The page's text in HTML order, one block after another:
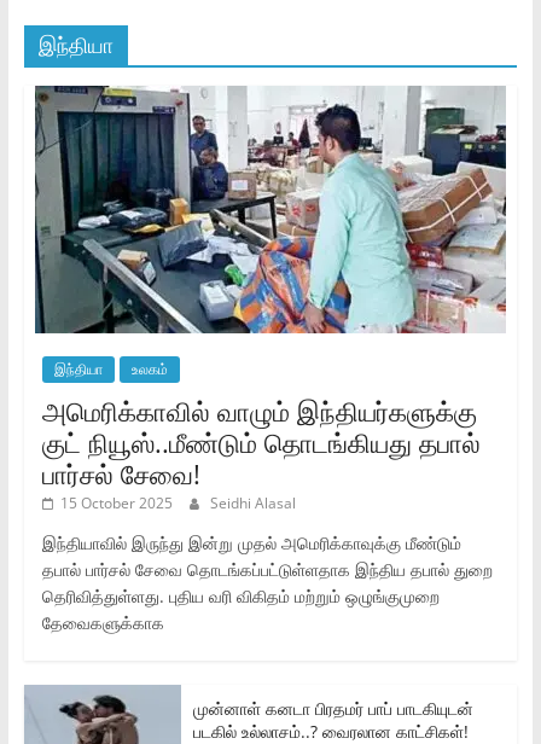
இந்தியா
இந்தியா உலகம்
அமெரிக்காவில் வாழும் இந்தியர்களுக்கு
குட் நியூஸ்..மீண்டும் தொடங்கியது தபால்
பார்சல் சேவை!
15 October 2025 Seidhi Alasal
இந்தியாவில் இருந்து இன்று முதல் அமெரிக்காவுக்கு மீண்டும்
தபால் பார்சல் சேவை தொடங்கப்பட்டுள்ளதாக இந்திய தபால் துறை
தெரிவித்துள்ளது. புதிய வரி விகிதம் மற்றும் ஒழுங்குமுறை
தேவைகளுக்காக
முன்னாள் கனடா பிரதமர் பாப் பாடகியுடன்
படகில் உல்லாசம்..? வைரலான காட்சிகள்!